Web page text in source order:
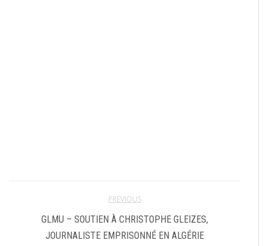
PREVIOUS
GLMU – SOUTIEN À CHRISTOPHE GLEIZES,
JOURNALISTE EMPRISONNÉ EN ALGÉRIE